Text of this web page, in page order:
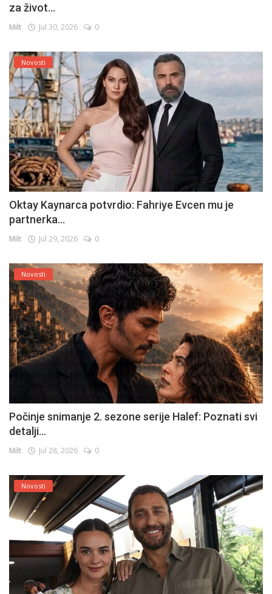
za život...
Milt Jul 30, 2026 0
Novosti
Oktay Kaynarca potvrdio: Fahriye Evcen mu je
partnerka...
Milt Jul 29, 2026 0
Novosti
Počinje snimanje 2. sezone serije Halef: Poznati svi
detalji...
Milt Jul 28, 2026 0
Novosti